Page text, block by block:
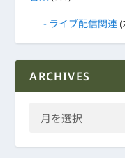
ライブ配信関連
ARCHIVES